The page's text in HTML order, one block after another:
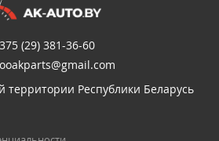
(29) 381-36-60
территории Республики Беларусь